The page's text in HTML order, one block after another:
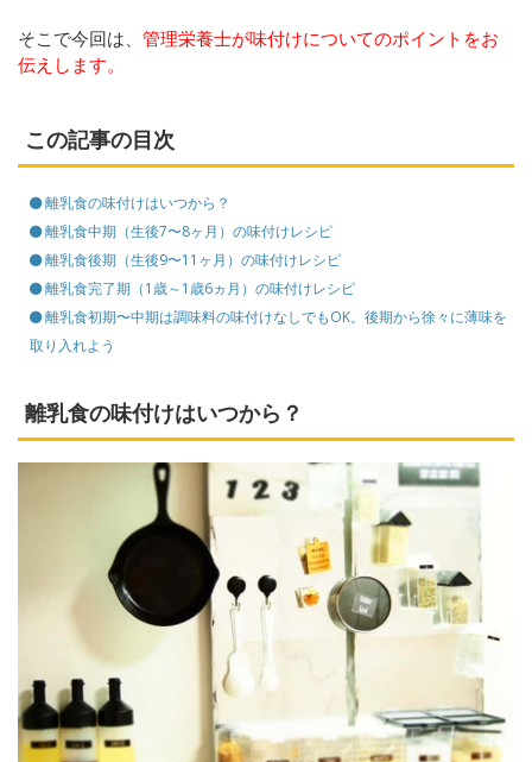
そこで今回は、 管理栄養士が味付けについてのポイントをお
伝えします。
この記事の目次
離乳食の味付けはいつから？
離乳食中期（生後7〜8ヶ月）の味付けレシピ
離乳食後期（生後9〜11ヶ月）の味付けレシピ
離乳食完了期（1歳～1歳6ヵ月）の味付けレシピ
離乳食初期〜中期は調味料の味付けなしでもOK。後期から徐々に薄味を
取り入れよう
離乳食の味付けはいつから？